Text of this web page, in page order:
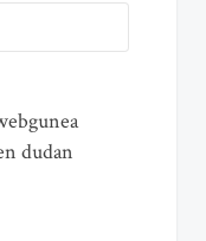
dudan